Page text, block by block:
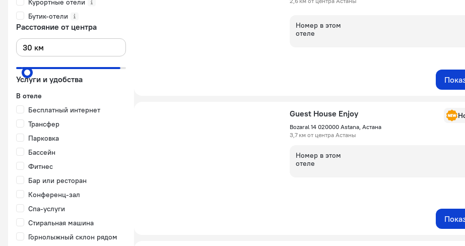
Курортные отели
Бутик-отели
Расстояние от центра
Услуги и удобства
В отеле
Бесплатный интернет
Трансфер
Парковка
Бассейн
Фитнес
Бар или ресторан
Конференц-зал
Спа-услуги
Стиральная машина
Горнолыжный склон рядом
Номер в этом
отеле
Guest House Enjoy
Bozaral 14 020000 Astana, Астана
3,7 км от центра Астаны
Номер в этом
отеле